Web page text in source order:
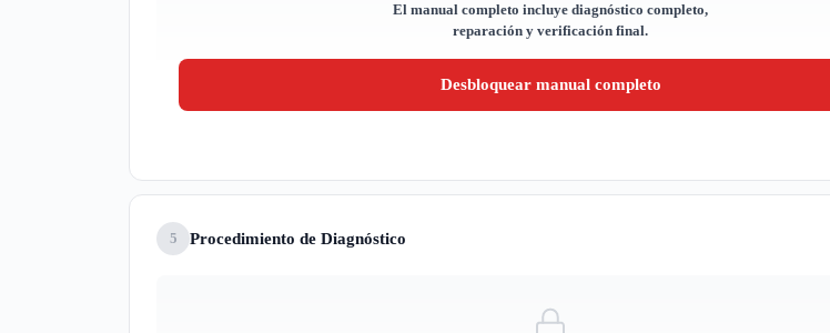
El manual completo incluye diagnóstico completo,
reparación y verificación final.
Desbloquear manual completo
5 Procedimiento de Diagnóstico